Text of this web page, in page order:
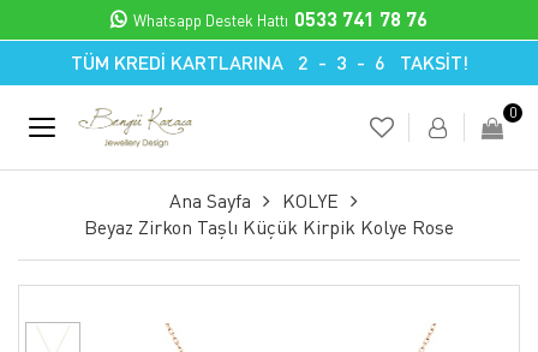
TÜM KREDİ KARTLARINA 2 - 3 - 6 TAKSİT!
Whatsapp Destek Hattı 0533 741 78 76
0
Ana Sayfa
KOLYE
Beyaz Zirkon Taşlı Küçük Kirpik Kolye Rose